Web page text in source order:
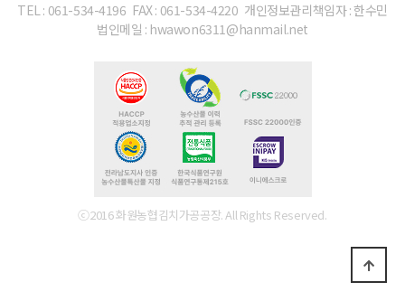
TEL : 061-534-4196 FAX : 061-534-4220 개인정보관리책임자 : 한수민
법인메일 : hwawon6311@hanmail.net
ⓒ2016 화원농협김치가공공장. All Rights Reserved.